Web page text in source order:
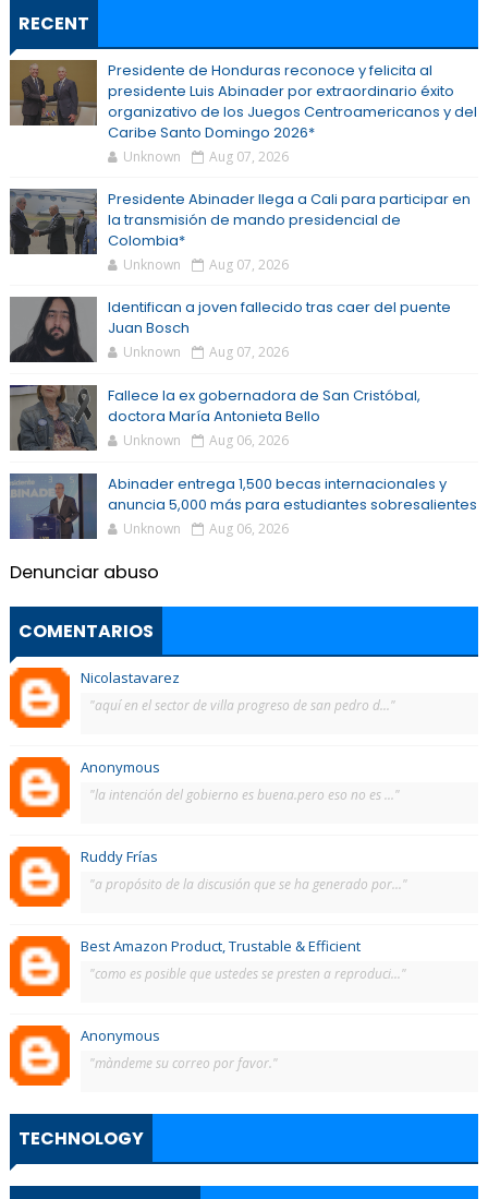
RECENT
Presidente de Honduras reconoce y felicita al
presidente Luis Abinader por extraordinario éxito
organizativo de los Juegos Centroamericanos y del
Caribe Santo Domingo 2026*
Unknown Aug 07, 2026
Presidente Abinader llega a Cali para participar en
la transmisión de mando presidencial de
Colombia*
Unknown Aug 07, 2026
Identifican a joven fallecido tras caer del puente
Juan Bosch
Unknown Aug 07, 2026
Fallece la ex gobernadora de San Cristóbal,
doctora María Antonieta Bello
Unknown Aug 06, 2026
Abinader entrega 1,500 becas internacionales y
anuncia 5,000 más para estudiantes sobresalientes
Unknown Aug 06, 2026
Denunciar abuso
COMENTARIOS
Nicolastavarez
"aquí en el sector de villa progreso de san pedro d..."
Anonymous
"la intención del gobierno es buena.pero eso no es ..."
Ruddy Frías
"a propósito de la discusión que se ha generado por..."
Best Amazon Product, Trustable & Efficient
"como es posible que ustedes se presten a reproduci..."
Anonymous
"màndeme su correo por favor."
TECHNOLOGY